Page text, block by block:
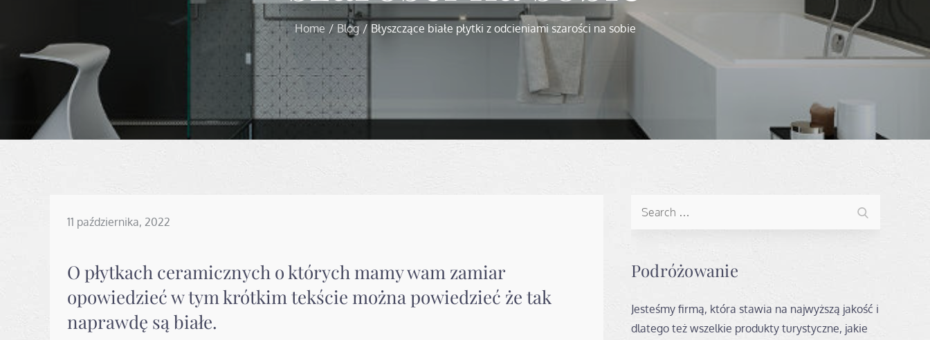
Home Blog Błyszczące białe płytki z odcieniami szarości na sobie
Posted
11 października, 2022
O płytkach ceramicznych o których mamy wam zamiar
opowiedzieć w tym krótkim tekście można powiedzieć że tak
naprawdę są białe.
Podróżowanie
Jesteśmy firmą, która stawia na najwyższą jakość i
dlatego też wszelkie produkty turystyczne, jakie